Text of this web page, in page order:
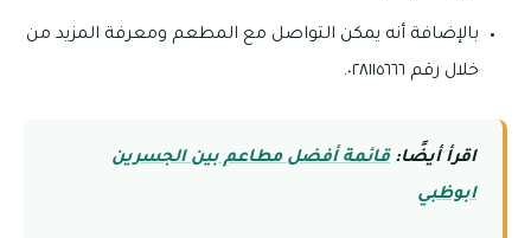
بالإضافة أنه يمكن التواصل مع المطعم ومعرفة المزيد من
خلال رقم ٠٢٨١١٥٦٦٦.
اقرأ أيضًا: قائمة أفضل مطاعم بين الجسرين
ابوظبي